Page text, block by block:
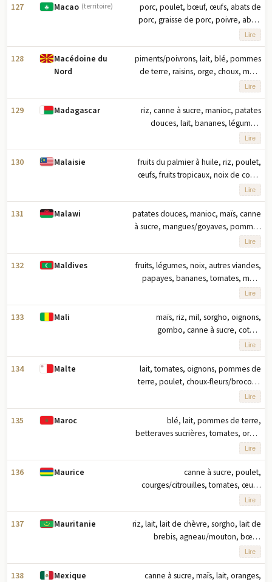
127 Macao (territoire)
porc, poulet, bœuf, œufs, abats de
porc, graisse de porc, poivre, abats
de bœuf, peaux de bovins, viande
d'oie (2023) note : les dix principaux
produits agricoles basés sur le
tonnage
Lire
128
Macédoine du
Nord
piments/poivrons, lait, blé, pommes
de terre, raisins, orge, choux, maïs,
pastèques, tomates (2023) note : dix
principaux produits agricoles basés
sur le tonnage
Lire
129 Madagascar
riz, canne à sucre, manioc, patates
douces, lait, bananes, légumes,
mangues/goyaves, maïs, pommes de
terre (2023) note : dix principaux
produits agricoles basés sur le
tonnage
Lire
130 Malaisie
fruits du palmier à huile, riz, poulet,
œufs, fruits tropicaux, noix de coco,
légumes, ananas, caoutchouc,
bananes (2023) remarque : dix
principaux produits agricoles basés
sur le tonnage
Lire
131 Malawi
patates douces, manioc, maïs, canne
à sucre, mangues/goyaves, pommes
de terre, tomates, pois d'Angole,
potirons/courges, bananes plantains
(2023) note : dix principaux produits
agricoles en fonction du tonnage
Lire
132 Maldives
fruits, légumes, noix, autres viandes,
papayes, bananes, tomates, maïs,
légumineuses, piments (2023) note :
dix principaux produits agricoles
basés sur le tonnage
Lire
133 Mali
maïs, riz, mil, sorgho, oignons,
gombo, canne à sucre, coton,
mangues/goyaves, patates douces
(2023) note : dix principaux produits
agricoles basés sur le tonnage
Lire
134 Malte
lait, tomates, oignons, pommes de
terre, poulet, choux-fleurs/brocolis,
choux, porc, citrouilles/courges,
pastèques (2023) note : dix
principaux produits agricoles basés
sur le tonnage
Lire
135 Maroc
blé, lait, pommes de terre,
betteraves sucrières, tomates, orge,
olives, pommes, mandarines,
oignons (2023) note : dix principaux
produits agricoles basés sur le
tonnage
Lire
136 Maurice
canne à sucre, poulet,
courges/citrouilles, tomates, œufs,
pommes de terre, choux, bananes,
oignons, concombres/cornichons
(2023) note : dix principaux produits
agricoles basés sur le tonnage
Lire
137 Mauritanie
riz, lait, lait de chèvre, sorgho, lait de
brebis, agneau/mouton, bœuf,
viande de chameau, lait de
chameau, dattes (2023) note : dix
principaux produits agricoles basés
Lire
138 Mexique
canne à sucre, maïs, lait, oranges,